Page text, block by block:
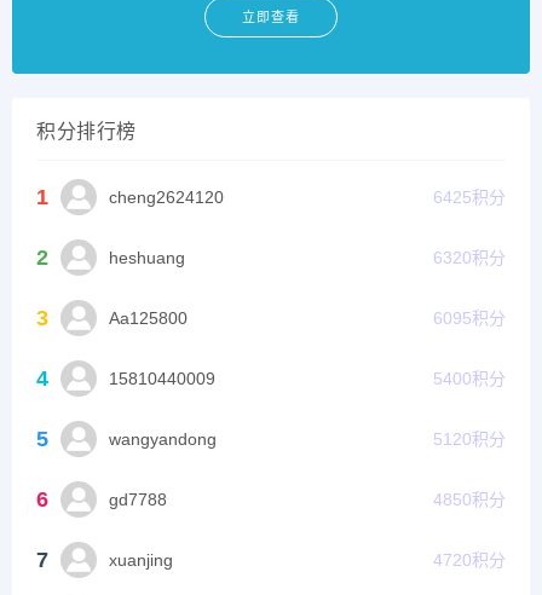
立即查看
积分排行榜
1 cheng2624120 6425积分
2 heshuang 6320积分
3 Aa125800 6095积分
4 15810440009 5400积分
5 wangyandong 5120积分
6 gd7788 4850积分
7 xuanjing 4720积分